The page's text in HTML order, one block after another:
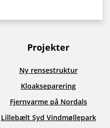
Projekter
Ny rensestruktur
Kloakseparering
Fjernvarme på Nordals
Lillebælt Syd Vindmøllepark